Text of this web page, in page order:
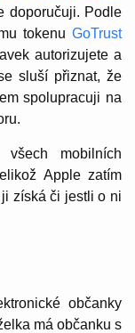
doporučuji. Podle
tokenu GoTrust
autorizujete a
sluší přiznat, že
spolupracuji na
mobilních
Apple zatím
získá či jestli o ni
občanky
má občanku s